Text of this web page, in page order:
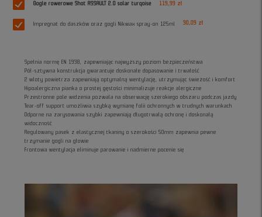
Gogle rowerowe Shot ASSAULT 2.0 solar turqoise 119,99 zł
Impregnat do daszków oraz gogli Nikwax spray-on 125ml 30,09 zł
Spełnia normę EN 1938, zapewniając najwyższy poziom bezpieczeństwa
Pół-sztywna konstrukcja gwarantuje doskonałe dopasowanie i trwałość
2 wloty powietrza zapewniają optymalną wentylację, utrzymując świeżość i komfort
Hipoalergiczna pianka o prostej gęstości minimalizuje reakcje alergiczne
Przestronne pole widzenia pozwala na obserwację szerokiego obszaru podczas jazdy
Tear-off support umożliwia szybką wymianę folii ochronnych w trudnych warunkach
Odporne na zarysowania szybki zapewniają długotrwałą ochronę i doskonałą
widoczność
Regulowany pasek z elastycznej tkaniny o szerokości 50mm zapewnia pewne
trzymanie gogli na głowie
Frontowa wentylacja eliminuje parowanie i nadmierne pocenie się